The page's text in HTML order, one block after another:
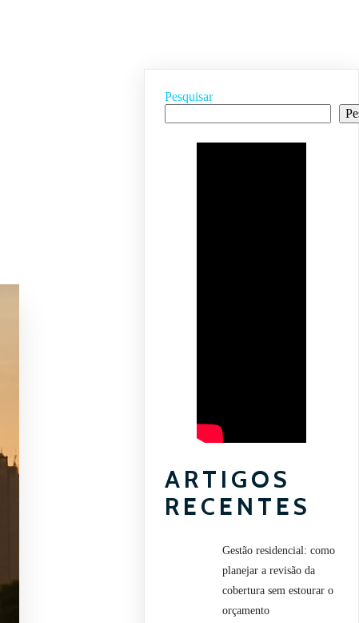
Pesquisar
ARTIGOS
RECENTES
Gestão residencial: como
planejar a revisão da
cobertura sem estourar o
orçamento